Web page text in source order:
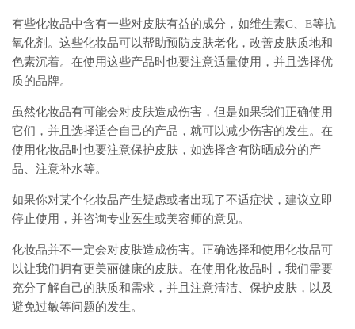
有些化妆品中含有一些对皮肤有益的成分，如维生素C、E等抗
氧化剂。这些化妆品可以帮助预防皮肤老化，改善皮肤质地和
色素沉着。在使用这些产品时也要注意适量使用，并且选择优
质的品牌。
虽然化妆品有可能会对皮肤造成伤害，但是如果我们正确使用
它们，并且选择适合自己的产品，就可以减少伤害的发生。在
使用化妆品时也要注意保护皮肤，如选择含有防晒成分的产
品、注意补水等。
如果你对某个化妆品产生疑虑或者出现了不适症状，建议立即
停止使用，并咨询专业医生或美容师的意见。
化妆品并不一定会对皮肤造成伤害。正确选择和使用化妆品可
以让我们拥有更美丽健康的皮肤。在使用化妆品时，我们需要
充分了解自己的肤质和需求，并且注意清洁、保护皮肤，以及
避免过敏等问题的发生。